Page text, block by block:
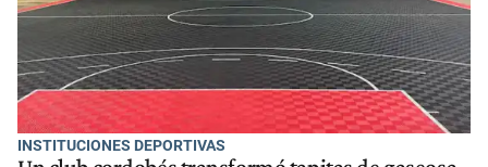
INSTITUCIONES DEPORTIVAS